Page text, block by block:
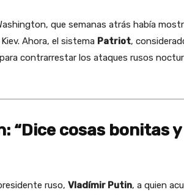
que semanas atrás había
Ahora, el sistema Patriot,
contrarrestar los ataques rusos
“Dice cosas bonitas y
ruso, Vladímir Putin, a quien